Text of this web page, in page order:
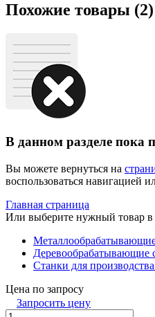
Похожие товары (2)
В данном разделе пока
Вы можете вернуться на
воспользоваться навигацией
Главная страница
Или выберите нужный товар в
Деревообрабатывающие
Станки для
Цена по запросу
Запросить цену